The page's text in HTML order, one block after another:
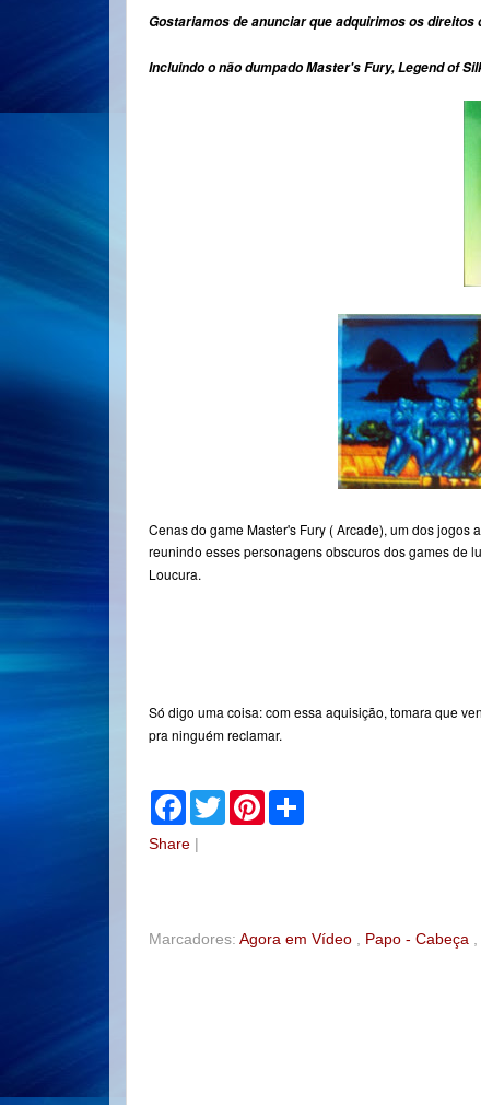
Gostariamos de anunciar que adquirimos os
Incluindo o não dumpado Master's Fury, Legend of
Cenas do game Master's Fury ( Arcade), um dos jogos
reunindo esses personagens obscuros dos games de
Loucura.
Só digo uma coisa: com essa aquisição, tomara que
pra ninguém reclamar.
F
e
T
w
P
t
Share
Marcadores: Agora em Vídeo , Papo - Cabeça ,